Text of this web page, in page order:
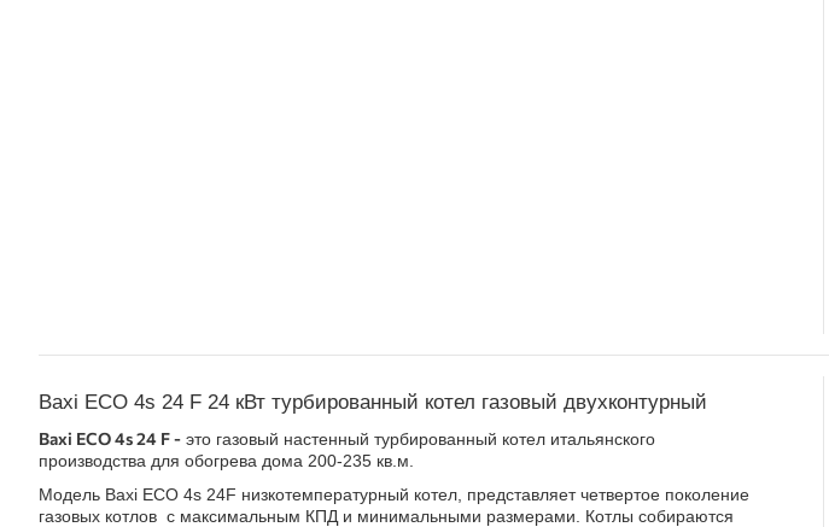
Baxi ECO 4s 24 F 24 кВт турбированный котел газовый двухконтурный
Baxi ECO 4s 24 F - это газовый настенный турбированный котел итальянского
производства для обогрева дома 200-235 кв.м.
Модель Baxi ECO 4s 24F низкотемпературный котел, представляет четвертое поколение
газовых котлов с максимальным КПД и минимальными размерами. Котлы собираются